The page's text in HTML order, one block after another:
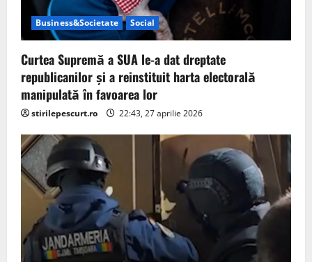
Business&Societate Social
Curtea Supremă a SUA le-a dat dreptate
republicanilor și a reinstituit harta electorală
manipulată în favoarea lor
stirilepescurt.ro 22:43, 27 aprilie 2026